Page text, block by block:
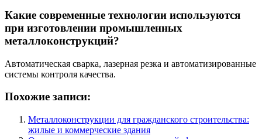
Какие современные технологии используются
при изготовлении промышленных
металлоконструкций?
Автоматическая сварка, лазерная резка и автоматизированные
системы контроля качества.
Похожие записи:
Металлоконструкции для гражданского строительства:
жилые и коммерческие здания